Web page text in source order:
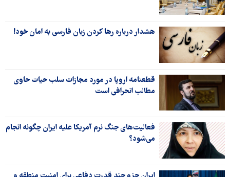
هشدار درباره رها کردن زبان فارسی به امان خود!
قطعنامه اروپا در مورد مجازات سلب حیات حاوی
مطالب انحرافی است
فعالیت‌های جنگ نرم آمریکا علیه ایران چگونه انجام
می‌شود؟